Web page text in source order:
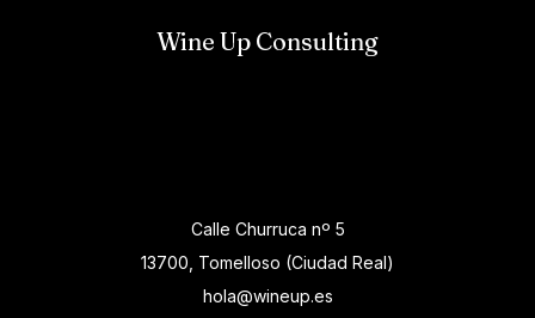
Wine Up Consulting
Calle Churruca nº 5
13700, Tomelloso (Ciudad Real)
hola@wineup.es